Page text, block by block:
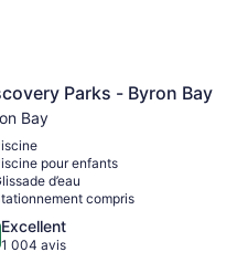
vacances à Byron Bay offre
fournies sur demande : fer
Parks - Byron Bay
Bay
pour enfants
d’eau
compris
Excellent
1 004 avis